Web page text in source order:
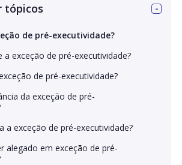
tópicos
de pré-executividade?
a exceção de pré-executividade?
de pré-executividade?
da exceção de pré-
a exceção de pré-executividade?
alegado em exceção de pré-